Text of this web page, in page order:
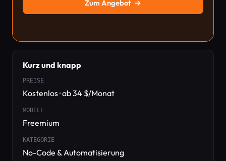
Zum Angebot →
Kurz und knapp
PREISE
Kostenlos · ab 34 $/Monat
MODELL
Freemium
KATEGORIE
No-Code & Automatisierung